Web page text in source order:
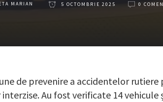
MARIAN 5 OCTOMBRIE 2025 0
de prevenire a accidentelor rutiere
Au fost verificate 14